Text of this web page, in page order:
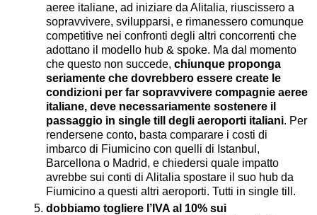
aeree italiane, ad iniziare da Alitalia, riuscissero a
sopravvivere, svilupparsi, e rimanessero comunque
competitive nei confronti degli altri concorrenti che
adottano il modello hub & spoke. Ma dal momento
che questo non succede, chiunque proponga
seriamente che dovrebbero essere create le
condizioni per far sopravvivere compagnie aeree
italiane, deve necessariamente sostenere il
passaggio in single till degli aeroporti italiani. Per
rendersene conto, basta comparare i costi di
imbarco di Fiumicino con quelli di Istanbul,
Barcellona o Madrid, e chiedersi quale impatto
avrebbe sui conti di Alitalia spostare il suo hub da
Fiumicino a questi altri aeroporti. Tutti in single till.
dobbiamo togliere l’IVA al 10% sui